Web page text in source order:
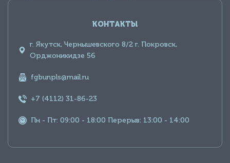
КОНТАКТЫ
г. Якутск, Чернышевского 8/2 г. Покровск,
Орджоникидзе 56
fgbunpls@mail.ru
+7 (4112) 31-86-23
Пн - Пт: 09:00 - 18:00 Перерыв: 13:00 - 14:00